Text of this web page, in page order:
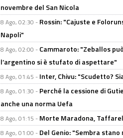
novembre del San Nicola
8 Ago, 02:30 - Rossin: "Cajuste e
Napoli"
8 Ago, 02:00 - Cammaroto: "Zeballos
l’argentino si è stufato di aspettare"
8 Ago, 01:45 - Inter, Chivu: "Scudetto?
8 Ago, 01:30 - Perché la cessione di
anche una norma Uefa
8 Ago, 01:15 - Morte Maradona,
8 Ago, 01:00 - Del Genio: "Sembra